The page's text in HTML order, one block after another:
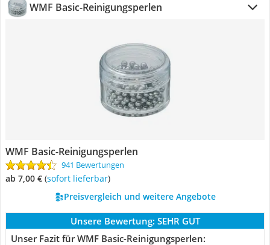
WMF Basic-Reinigungsperlen
WMF Basic-Reinigungsperlen
941 Bewertungen
ab 7,00 € ( Sofort lieferbar)
Preisvergleich und weitere Angebote
Unsere Bewertung: SEHR GUT
Unser Fazit für WMF Basic-Reinigungsperlen: